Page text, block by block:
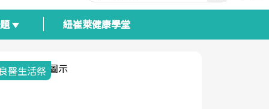
紐崔萊健康學堂
我與健康韌性的距離